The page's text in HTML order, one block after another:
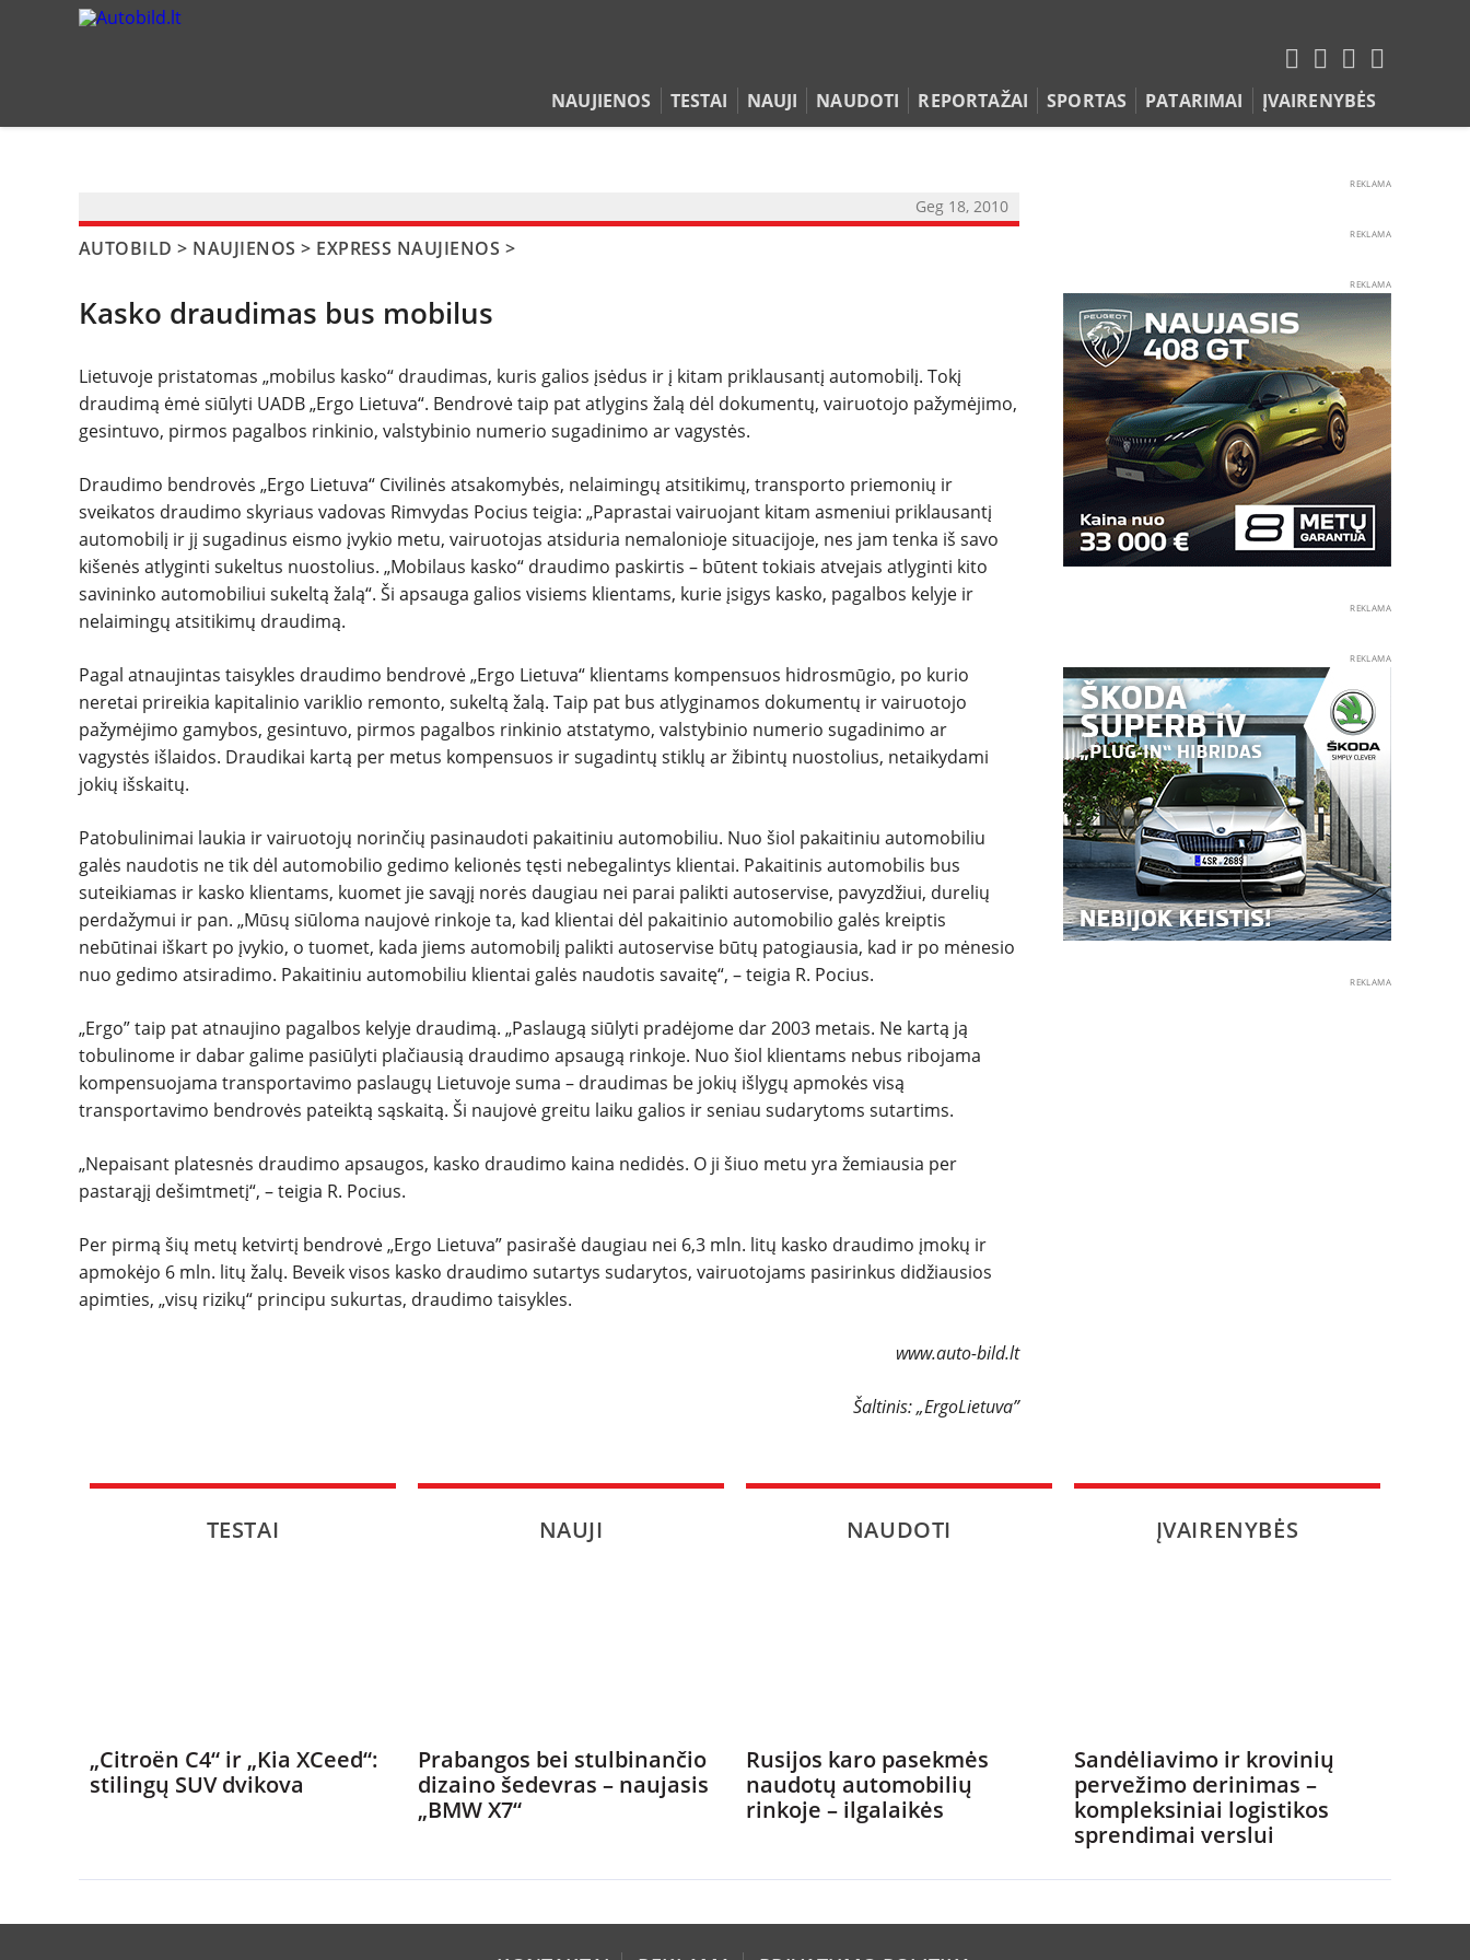
NAUJIENOS TESTAI NAUJI NAUDOTI REPORTAŽAI SPORTAS PATARIMAI ĮVAIRENYBĖS
NAUJI
NAUDOTI
REPORTAŽAI
SPORTAS
PATARIMAI
ĮVAIRENYBĖS
Geg 18, 2010
AUTOBILD > NAUJIENOS > EXPRESS NAUJIENOS >
Kasko draudimas bus mobilus
Lietuvoje pristatomas „mobilus kasko“ draudimas, kuris galios įsėdus ir į kitam priklausantį automobilį. Tokį
draudimą ėmė siūlyti UADB „Ergo Lietuva“. Bendrovė taip pat atlygins žalą dėl dokumentų, vairuotojo pažymėjimo,
gesintuvo, pirmos pagalbos rinkinio, valstybinio numerio sugadinimo ar vagystės.
Draudimo bendrovės „Ergo Lietuva“ Civilinės atsakomybės, nelaimingų atsitikimų, transporto priemonių ir
sveikatos draudimo skyriaus vadovas Rimvydas Pocius teigia: „Paprastai vairuojant kitam asmeniui priklausantį
automobilį ir jį sugadinus eismo įvykio metu, vairuotojas atsiduria nemalonioje situacijoje, nes jam tenka iš savo
kišenės atlyginti sukeltus nuostolius. „Mobilaus kasko“ draudimo paskirtis – būtent tokiais atvejais atlyginti kito
savininko automobiliui sukeltą žalą“. Ši apsauga galios visiems klientams, kurie įsigys kasko, pagalbos kelyje ir
nelaimingų atsitikimų draudimą.
Pagal atnaujintas taisykles draudimo bendrovė „Ergo Lietuva“ klientams kompensuos hidrosmūgio, po kurio
neretai prireikia kapitalinio variklio remonto, sukeltą žalą. Taip pat bus atlyginamos dokumentų ir vairuotojo
pažymėjimo gamybos, gesintuvo, pirmos pagalbos rinkinio atstatymo, valstybinio numerio sugadinimo ar
vagystės išlaidos. Draudikai kartą per metus kompensuos ir sugadintų stiklų ar žibintų nuostolius, netaikydami
jokių išskaitų.
Patobulinimai laukia ir vairuotojų norinčių pasinaudoti pakaitiniu automobiliu. Nuo šiol pakaitiniu automobiliu
galės naudotis ne tik dėl automobilio gedimo kelionės tęsti nebegalintys klientai. Pakaitinis automobilis bus
suteikiamas ir kasko klientams, kuomet jie savąjį norės daugiau nei parai palikti autoservise, pavyzdžiui, durelių
perdažymui ir pan. „Mūsų siūloma naujovė rinkoje ta, kad klientai dėl pakaitinio automobilio galės kreiptis
nebūtinai iškart po įvykio, o tuomet, kada jiems automobilį palikti autoservise būtų patogiausia, kad ir po mėnesio
nuo gedimo atsiradimo. Pakaitiniu automobiliu klientai galės naudotis savaitę“, – teigia R. Pocius.
„Ergo” taip pat atnaujino pagalbos kelyje draudimą. „Paslaugą siūlyti pradėjome dar 2003 metais. Ne kartą ją
tobulinome ir dabar galime pasiūlyti plačiausią draudimo apsaugą rinkoje. Nuo šiol klientams nebus ribojama
kompensuojama transportavimo paslaugų Lietuvoje suma – draudimas be jokių išlygų apmokės visą
transportavimo bendrovės pateiktą sąskaitą. Ši naujovė greitu laiku galios ir seniau sudarytoms sutartims.
„Nepaisant platesnės draudimo apsaugos, kasko draudimo kaina nedidės. O ji šiuo metu yra žemiausia per
pastarąjį dešimtmetį“, – teigia R. Pocius.
Per pirmą šių metų ketvirtį bendrovė „Ergo Lietuva” pasirašė daugiau nei 6,3 mln. litų kasko draudimo įmokų ir
apmokėjo 6 mln. litų žalų. Beveik visos kasko draudimo sutartys sudarytos, vairuotojams pasirinkus didžiausios
apimties, „visų rizikų“ principu sukurtas, draudimo taisykles.
www.auto-bild.lt
Šaltinis: „ErgoLietuva”
REKLAMA
REKLAMA
REKLAMA
REKLAMA
REKLAMA
REKLAMA
TESTAI
„Citroën C4“ ir „Kia XCeed“:
stilingų SUV dvikova
NAUJI
Prabangos bei stulbinančio
dizaino šedevras – naujasis
„BMW X7“
NAUDOTI
Rusijos karo pasekmės
naudotų automobilių
rinkoje – ilgalaikės
ĮVAIRENYBĖS
Sandėliavimo ir krovinių
pervežimo derinimas –
kompleksiniai logistikos
sprendimai verslui